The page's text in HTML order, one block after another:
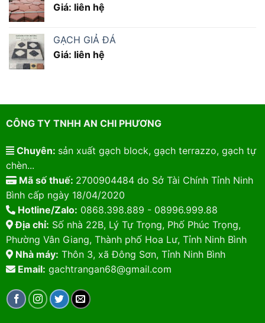
Giá: liên hệ
GẠCH GIẢ ĐÁ
Giá: liên hệ
CÔNG TY TNHH AN CHI PHƯƠNG
Chuyên: sản xuất gạch block, gạch terrazzo, gạch tự
chèn...
Mã số thuế: 2700904484 do Sở Tài Chính Tỉnh Ninh
Bình cấp ngày 18/04/2020
Hotline/Zalo: 0868.398.889 - 08996.999.88
Địa chỉ: Số nhà 22B, Lý Tự Trọng, Phố Phúc Trọng,
Phường Vân Giang, Thành phố Hoa Lư, Tỉnh Ninh Bình
Nhà máy: Thôn 3, xã Đông Sơn, Tỉnh Ninh Bình
Email: gachtrangan68@gmail.com